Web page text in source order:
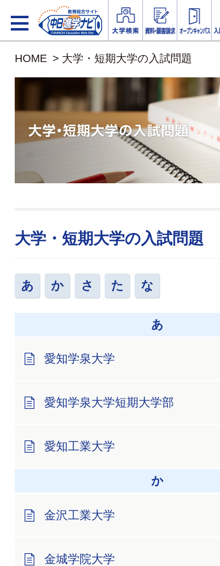
HOME > 大学・短期大学の入試問題
大学・短期大学の入試問題
あ か さ た な
あ
愛知学泉大学
愛知学泉大学短期大学部
愛知工業大学
か
金沢工業大学
金城学院大学